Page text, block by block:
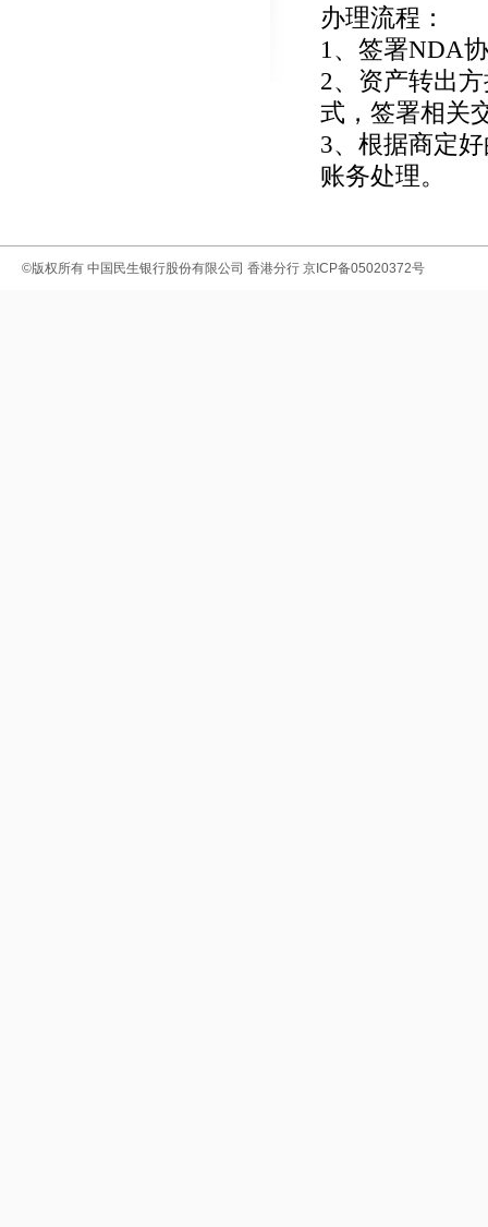
办理流程：
1、签署NDA
2、资产转出
式，签署相关
3、根据商定
账务处理。
©版权所有 中国民生银行股份有限公司 香港分行 京ICP备05020372号